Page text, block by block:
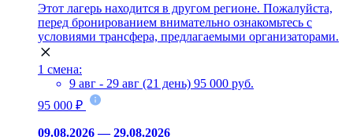
Этот лагерь находится в другом регионе. Пожалуйста,
перед бронированием внимательно ознакомьтесь с
условиями трансфера, предлагаемыми организаторами.
1 смена:
9 авг - 29 авг (21 день) 95 000 руб.
95 000 ₽
09.08.2026 — 29.08.2026